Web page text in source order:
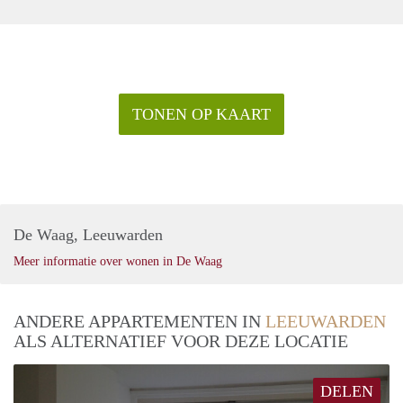
TONEN OP KAART
De Waag, Leeuwarden
Meer informatie over wonen in De Waag
ANDERE APPARTEMENTEN IN LEEUWARDEN
ALS ALTERNATIEF VOOR DEZE LOCATIE
DELEN